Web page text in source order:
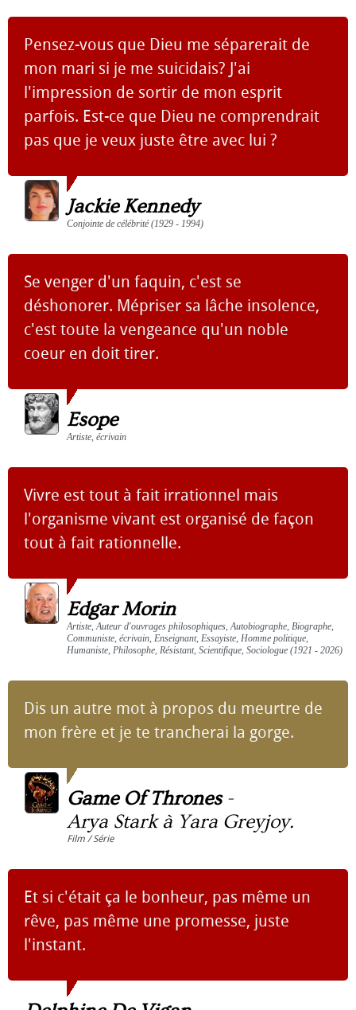
Pensez-vous que Dieu me séparerait de
mon mari si je me suicidais? J'ai
l'impression de sortir de mon esprit
parfois. Est-ce que Dieu ne comprendrait
pas que je veux juste être avec lui ?
Jackie Kennedy
Conjointe de célébrité (1929 - 1994)
Se venger d'un faquin, c'est se
déshonorer. Mépriser sa lâche insolence,
c'est toute la vengeance qu'un noble
coeur en doit tirer.
Esope
Artiste, écrivain
Vivre est tout à fait irrationnel mais
l'organisme vivant est organisé de façon
tout à fait rationnelle.
Edgar Morin
Artiste, Auteur d'ouvrages philosophiques, Autobiographe, Biographe,
Communiste, écrivain, Enseignant, Essayiste, Homme politique,
Humaniste, Philosophe, Résistant, Scientifique, Sociologue (1921 - 2026)
Dis un autre mot à propos du meurtre de
mon frère et je te trancherai la gorge.
Game Of Thrones-
Arya Stark à Yara Greyjoy.
Film / Série
Et si c'était ça le bonheur, pas même un
rêve, pas même une promesse, juste
l'instant.